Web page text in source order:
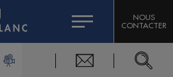
CHRONIQUES DE L'EXPERT
CITIZEN MACHINERY
MASSIF DOMAINES SKIABLES
DU MONT-BLANC
NOUS
CONTACTER